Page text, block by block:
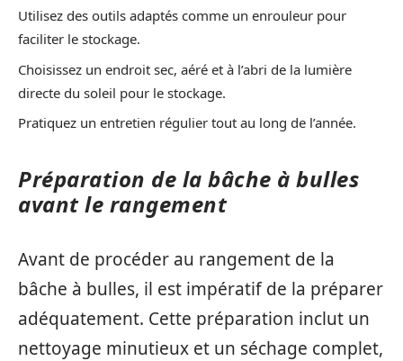
Utilisez des outils adaptés comme un enrouleur pour
faciliter le stockage.
Choisissez un endroit sec, aéré et à l’abri de la lumière
directe du soleil pour le stockage.
Pratiquez un entretien régulier tout au long de l’année.
Préparation de la bâche à bulles
avant le rangement
Avant de procéder au rangement de la
bâche à bulles, il est impératif de la préparer
adéquatement. Cette préparation inclut un
nettoyage minutieux et un séchage complet,